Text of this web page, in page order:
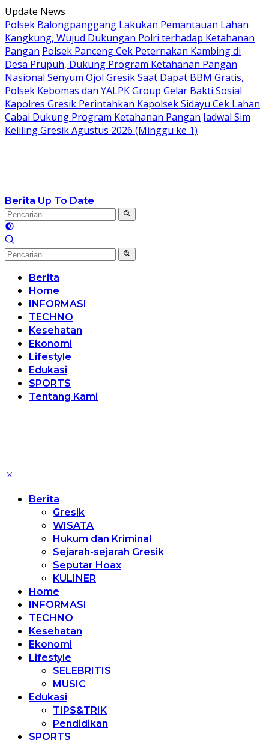
Langsung
ke
konten
Update News
Polsek Balongpanggang Lakukan Pemantauan Lahan
Kangkung, Wujud Dukungan Polri terhadap Ketahanan
Pangan Polsek Panceng Cek Peternakan Kambing di
Desa Prupuh, Dukung Program Ketahanan Pangan
Nasional Senyum Ojol Gresik Saat Dapat BBM Gratis,
Polsek Kebomas dan YALPK Group Gelar Bakti Sosial
Kapolres Gresik Perintahkan Kapolsek Sidayu Cek Lahan
Cabai Dukung Program Ketahanan Pangan Jadwal Sim
Keliling Gresik Agustus 2026 (Minggu ke 1)
Berita Up To Date
Berita
Home
INFORMASI
TECHNO
Kesehatan
Ekonomi
Lifestyle
Edukasi
SPORTS
Tentang Kami
Berita
Gresik
WISATA
Hukum dan Kriminal
Sejarah-sejarah Gresik
Seputar Hoax
KULINER
Home
INFORMASI
TECHNO
Kesehatan
Ekonomi
Lifestyle
SELEBRITIS
MUSIC
Edukasi
TIPS&TRIK
Pendidikan
SPORTS